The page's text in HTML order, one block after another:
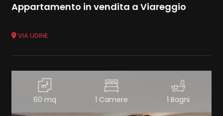
Appartamento in vendita a Viareggio
VIA UDINE
60 mq 1 Camere 1 Bagni